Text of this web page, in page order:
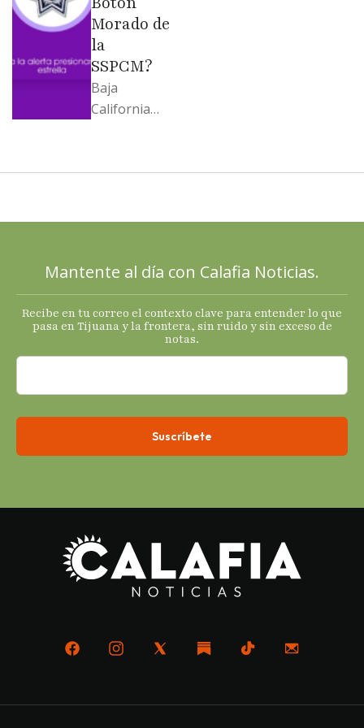
Morado de
la
SSPCM?
Baja
California
2025 con
termómetro
s
económicos.
Mantente al día con Calafia Noticias.
Recibe en tu correo el contexto clave para entender lo que
pasa en Tijuana y la frontera, sin ruido y sin exceso de
notas.